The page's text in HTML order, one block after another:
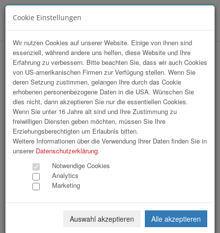
Oberösterreicher Ball_2026_Teil 1
250 Bilder
« 1 2 3 4 5 6 7 8 »
Cookie Einstellungen
Wir nutzen Cookies auf unserer Website. Einige von ihnen sind
essenziell, während andere uns helfen, diese Website und Ihre
Erfahrung zu verbessern. Bitte beachten Sie, dass wir auch Cookies
von US-amerikanischen Firmen zur Verfügung stellen. Wenn Sie
deren Setzung zustimmen, gelangen Ihre durch das Cookie
erhobenen personenbezogene Daten in die USA. Wünschen Sie
dies nicht, dann akzeptieren Sie nur die essentiellen Cookies.
Wenn Sie unter 16 Jahre alt sind und Ihre Zustimmung zu
freiwilligen Diensten geben möchten, müssen Sie Ihre
Erziehungsberechtigten um Erlaubnis bitten.
Weitere Informationen über die Verwendung Ihrer Daten finden Sie in
unserer Datenschutzerklärung.
Notwendige Cookies
Analytics
Marketing
Auswahl akzeptieren Alle akzeptieren